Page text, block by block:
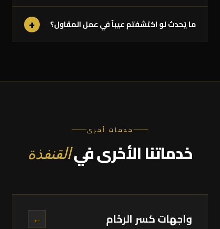
ما يَحدث لو اكتشفتم عيباً في عمل المقاول؟ +
خدمات أخرى
خدماتنا الأخرى فيالقنفذة
واجهات كسر الرخام ←